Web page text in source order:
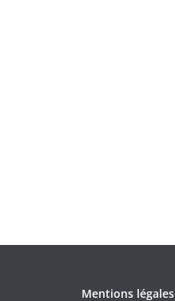
Mentions légales